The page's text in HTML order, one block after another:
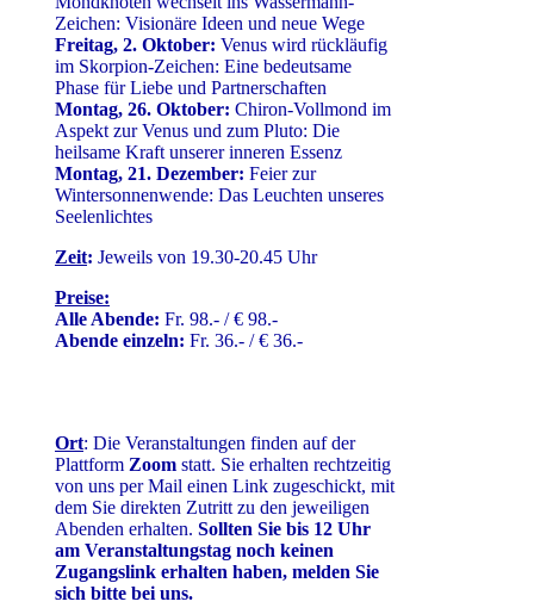
Zeichen: Visionäre Ideen und neue Wege
Freitag, 2. Oktober: Venus wird rückläufig
im Skorpion-Zeichen: Eine bedeutsame
Phase für Liebe und Partnerschaften
Montag, 26. Oktober: Chiron-Vollmond im
Aspekt zur Venus und zum Pluto: Die
heilsame Kraft unserer inneren Essenz
Montag, 21. Dezember: Feier zur
Wintersonnenwende: Das Leuchten unseres
Seelenlichtes
Zeit: Jeweils von 19.30-20.45 Uhr
Preise:
Alle Abende: Fr. 98.- / € 98.-
Abende einzeln: Fr. 36.- / € 36.-
Ort: Die Veranstaltungen finden auf der
Plattform Zoom statt. Sie erhalten rechtzeitig
von uns per Mail einen Link zugeschickt, mit
dem Sie direkten Zutritt zu den jeweiligen
Abenden erhalten. Sollten Sie bis 12 Uhr
am Veranstaltungstag noch keinen
Zugangslink erhalten haben, melden Sie
sich bitte bei uns.